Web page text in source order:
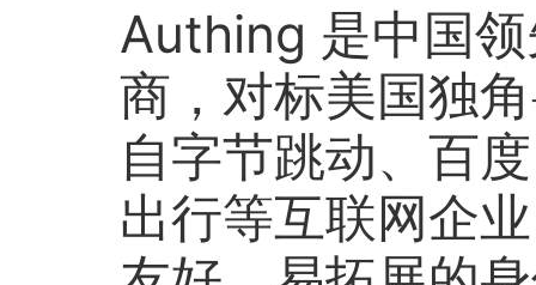
Authing 是中国
商，对标美国独
自字节跳动、百
出行等互联网企